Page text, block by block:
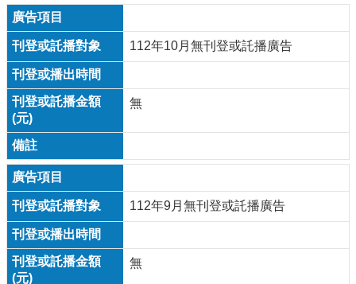
112年10月無刊登或託播廣告
無
112年9月無刊登或託播廣告
無